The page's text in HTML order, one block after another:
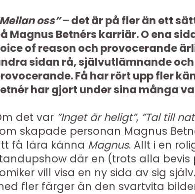
oss”– det är på fler än ett
Magnus Betnérs karriär. O ena
of reason och provocerande
sidan rå, självutlämnande
Få har rört upp fler
har gjort under sina många
det var ”Inget är heligt”, ”Tal till
skapade personan Magnus
få lära känna Magnus. Allt i en
där en (trots alla
vill visa en ny sida av sig
fler färger än den svartvita